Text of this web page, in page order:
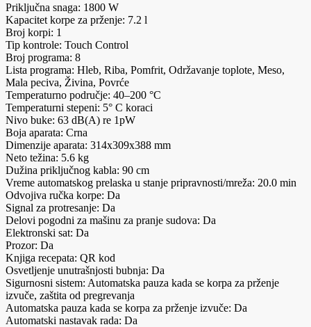
Priključna snaga: 1800 W
Kapacitet korpe za prženje: 7.2 l
Broj korpi: 1
Tip kontrole: Touch Control
Broj programa: 8
Lista programa: Hleb, Riba, Pomfrit, Održavanje toplote, Meso,
Mala peciva, Živina, Povrće
Temperaturno područje: 40–200 °C
Temperaturni stepeni: 5° C koraci
Nivo buke: 63 dB(A) re 1pW
Boja aparata: Crna
Dimenzije aparata: 314x309x388 mm
Neto težina: 5.6 kg
Dužina priključnog kabla: 90 cm
Vreme automatskog prelaska u stanje pripravnosti/mreža: 20.0 min
Odvojiva ručka korpe: Da
Signal za protresanje: Da
Delovi pogodni za mašinu za pranje sudova: Da
Elektronski sat: Da
Prozor: Da
Knjiga recepata: QR kod
Osvetljenje unutrašnjosti bubnja: Da
Sigurnosni sistem: Automatska pauza kada se korpa za prženje
izvuče, zaštita od pregrevanja
Automatska pauza kada se korpa za prženje izvuče: Da
Automatski nastavak rada: Da